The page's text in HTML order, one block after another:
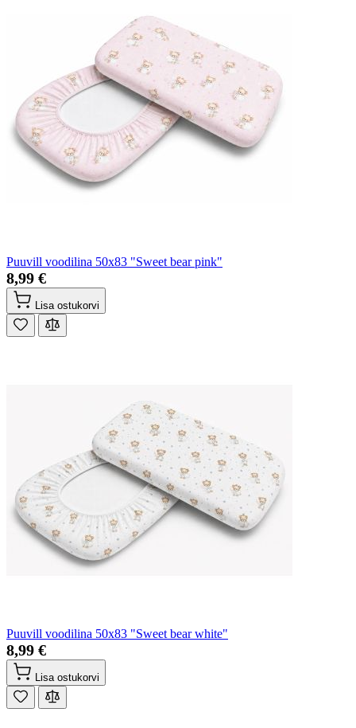
Puuvill voodilina 50x83 "Sweet bear pink"
8,99 €
Lisa ostukorvi
Puuvill voodilina 50x83 "Sweet bear white"
8,99 €
Lisa ostukorvi